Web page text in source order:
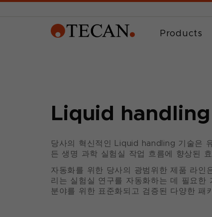
Products
Liquid
당사의 혁신적인 Liquid handling 기술은
든 생명 과학 실험실 작업 흐름에 향상된
자동화를 위한 당사의 광범위한 제품 라인
리는 실험실 연구를 자동화하는 데 필요한
분야를 위한 표준화되고 검증된 다양한 패